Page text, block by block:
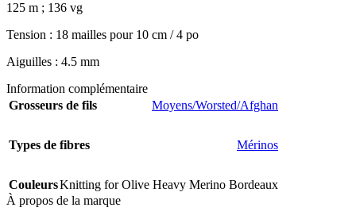
125 m ; 136 vg
Tension : 18 mailles pour 10 cm / 4 po
Aiguilles : 4.5 mm
Information complémentaire
Grosseurs de fils
Moyens/Worsted/Afghan
Types de fibres Mérinos
CouleursKnitting for Olive Heavy Merino Bordeaux
À propos de la marque